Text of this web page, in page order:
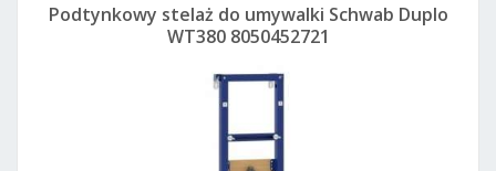
Podtynkowy stelaż do umywalki Schwab Duplo
WT380 8050452721